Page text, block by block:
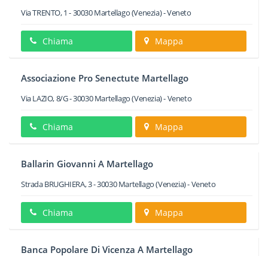
Via TRENTO, 1 -30030Martellago(Venezia) -Veneto
Chiama Mappa
Associazione Pro Senectute Martellago
Via LAZIO, 8/G-30030 Martellago(Venezia) -Veneto
Chiama Mappa
Ballarin Giovanni A Martellago
Strada BRUGHIERA, 3-30030 Martellago(Venezia) -Veneto
Chiama Mappa
Banca Popolare Di Vicenza A Martellago